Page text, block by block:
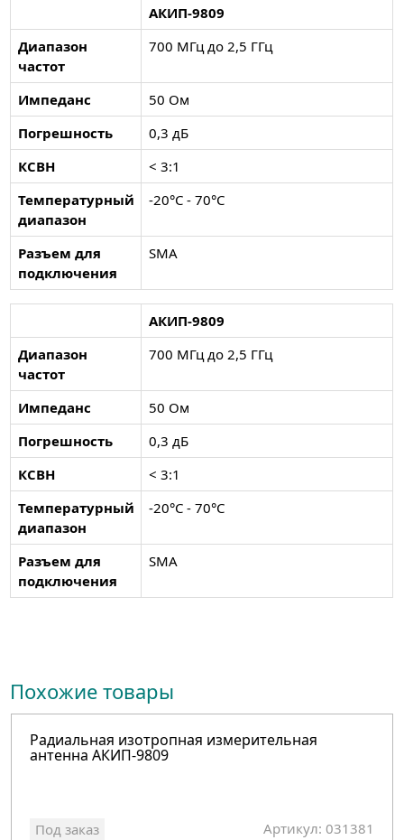
АКИП-9809
Диапазон
частот
700 МГц до 2,5 ГГц
Импеданс
50 Ом
Погрешность
0,3 дБ
КСВН
< 3:1
Температурный
диапазон
-20°С - 70°С
Разъем для
подключения
SMA
АКИП-9809
Диапазон
частот
700 МГц до 2,5 ГГц
Импеданс
50 Ом
Погрешность
0,3 дБ
КСВН
< 3:1
Температурный
диапазон
-20°С - 70°С
Разъем для
подключения
SMA
Похожие товары
Радиальная изотропная измерительная
антенна АКИП-9809
Под заказ Артикул: 031381